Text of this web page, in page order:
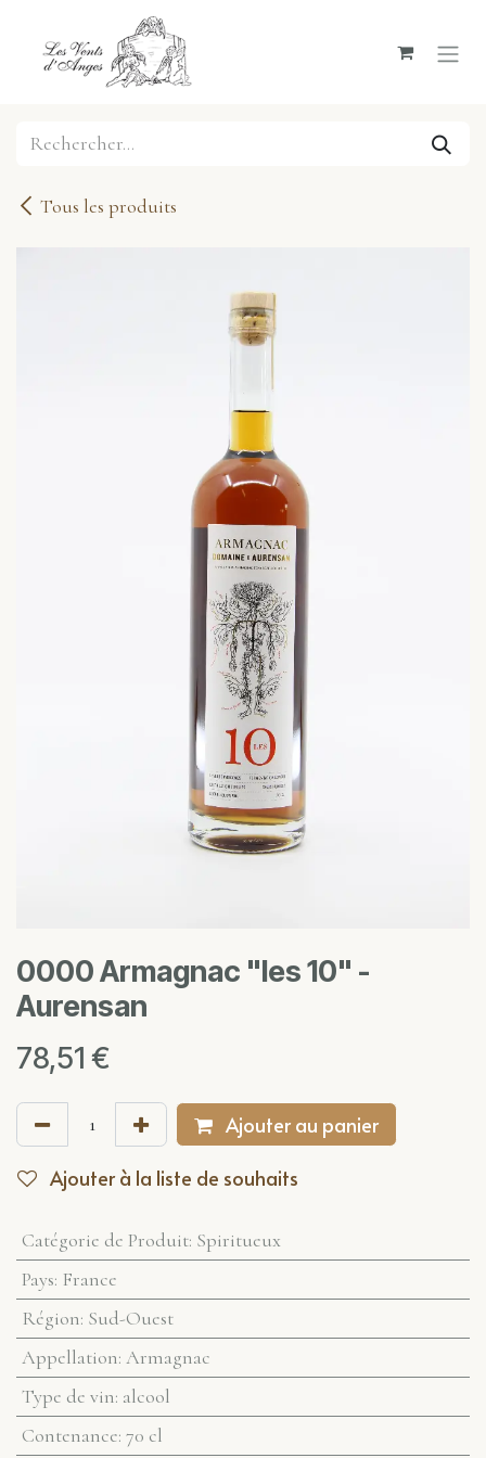
Se rendre au contenu
Tous les produits
0000 Armagnac "les 10" -
Aurensan
78,51 €
Ajouter au panier
Ajouter à la liste de souhaits
Catégorie de Produit: Spiritueux
Pays: France
Région: Sud-Ouest
Appellation: Armagnac
Type de vin: alcool
Contenance: 70 cl